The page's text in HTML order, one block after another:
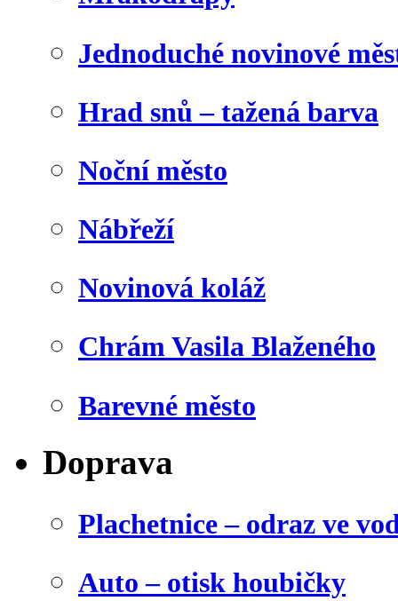
Jednoduché novinové
Hrad snů – tažená barva
Noční město
Nábřeží
Novinová koláž
Chrám Vasila Blaženého
Barevné město
Doprava
Plachetnice – odraz ve
Auto – otisk houbičky